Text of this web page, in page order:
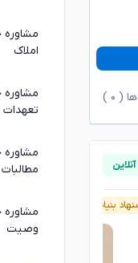
( ۰
بنیاد وکلا آنلاین
املاک
مشاوره
تعهدات
مشاوره
مطالبات
مشاوره
وصیت